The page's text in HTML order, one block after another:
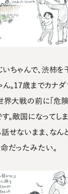
ちゃんで、渋柿を
ん。17歳までカナ
界大戦の前に「危
。敵国になってし
せないまま、なん
だったみたい。